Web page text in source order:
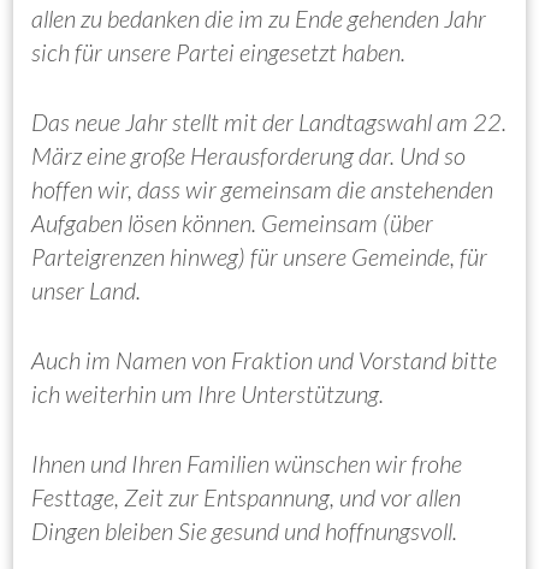
allen zu bedanken die im zu Ende gehenden Jahr
sich für unsere Partei eingesetzt haben.
Das neue Jahr stellt mit der Landtagswahl am 22.
März eine große Herausforderung dar. Und so
hoffen wir, dass wir gemeinsam die anstehenden
Aufgaben lösen können. Gemeinsam (über
Parteigrenzen hinweg) für unsere Gemeinde, für
unser Land.
Auch im Namen von Fraktion und Vorstand bitte
ich weiterhin um Ihre Unterstützung.
Ihnen und Ihren Familien wünschen wir frohe
Festtage, Zeit zur Entspannung, und vor allen
Dingen bleiben Sie gesund und hoffnungsvoll.